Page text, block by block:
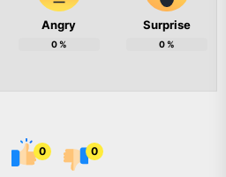
Angry
0%
Surprise
0%
0 0